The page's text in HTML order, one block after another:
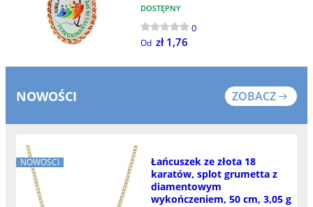
DOSTĘPNY
0
Od zł 1,76
NOWOŚCI ZOBACZ
NOWOŚCI
Łańcuszek ze złota 18
karatów, splot grumetta z
diamentowym
wykończeniem, 50 cm, 3,05 g